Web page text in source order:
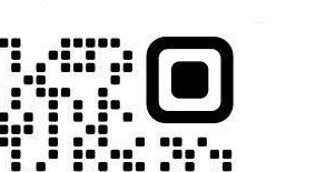
chosen
on
the
product
page